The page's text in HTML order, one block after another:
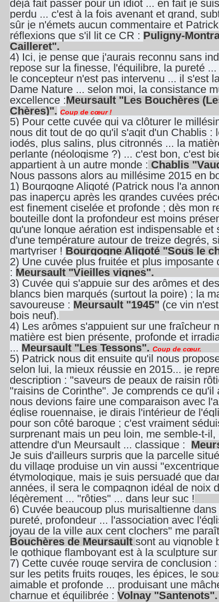
déjà fait passer pour un idiot ... en fait je
perdu ... c'est à la fois avenant et grand,
sûr je n'émets aucun commentaire et
réflexions que s'il lit ce CR : Puligny-
Cailleret".
4) Ici, je pense que j'aurais reconnu sans
repose sur la finesse, l'équilibre, la pureté
le concepteur n'est pas intervenu ... il s'est
Dame Nature ... selon moi, la consistance
excellence :Meursault "Les Bouchères
Chères)". Coup de cœur !
5) Pour cette cuvée qui va clôturer le
nous dit tout de go qu'il s'agit d'un Chablis :
iodés, plus salins, plus citronnés ... la
perlante (néologisme ?) ... c'est bon, c'est
appartient à un autre monde : Chablis
Nous passons alors au millésime 2015 en
1) Bourgogne Aligoté (Patrick nous l'a
pas inaperçu après les grandes cuvées
est finement ciselée et profonde ; dès mon
bouteille dont la profondeur est moins
qu'une longue aération est indispensable et
d'une température autour de treize degrés,
martyriser ! Bourgogne Aligoté "Sous le
2) Une cuvée plus fruitée et plus imposante
: Meursault "Vieilles vignes".
3) Cuvée qui s'appuie sur des arômes et
blancs bien marqués (surtout la poire) ; la
savoureuse : Meursault "1945" (ce vin
bois neuf).
4) Les arômes s'appuient sur une fraîcheur
matière est bien présente, profonde et
... Meursault "Les Tessons". Coup de cœur.
5) Patrick nous dit ensuite qu'il nous
selon lui, la mieux réussie en 2015... je
description : "saveurs de peaux de raisin
"raisins de Corinthe". Je comprends ce qu'il
nous devions faire une comparaison avec
église rouennaise, je dirais l'intérieur de
pour son côté baroque ; c'est vraiment
surprenant mais un peu loin, me semble-t-
attendre d'un Meursault ... classique :
Je suis d'ailleurs surpris que la parcelle
du village produise un vin aussi
étymologique, mais je suis persuadé que
années, il sera le compagnon idéal de noix
légèrement ... "rôties" ... dans leur suc !
6) Cuvée beaucoup plus murisaltienne
pureté, profondeur ... l'association avec
joyau de la ville aux cent clochers" me
Bouchères de Meursault sont au vignoble
le gothique flamboyant est à la sculpture
7) Cette cuvée rouge servira de conclusion
sur les petits fruits rouges, les épices, le
aimable et profonde ... produisant une
charnue et équilibrée : Volnay